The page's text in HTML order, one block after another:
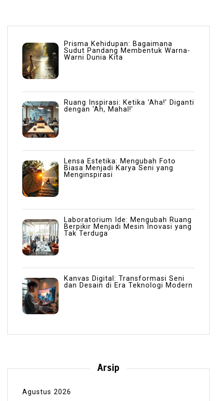
Prisma Kehidupan: Bagaimana
Sudut Pandang Membentuk Warna-
Warni Dunia Kita
Ruang Inspirasi: Ketika ‘Aha!’ Diganti
dengan ‘Ah, Mahal!’
Lensa Estetika: Mengubah Foto
Biasa Menjadi Karya Seni yang
Menginspirasi
Laboratorium Ide: Mengubah Ruang
Berpikir Menjadi Mesin Inovasi yang
Tak Terduga
Kanvas Digital: Transformasi Seni
dan Desain di Era Teknologi Modern
Arsip
Agustus 2026